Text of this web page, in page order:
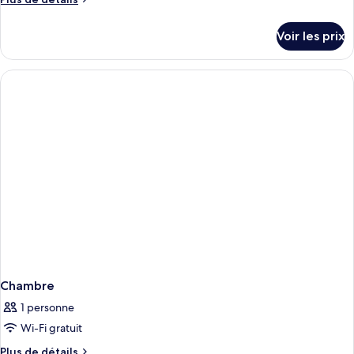
le
type
de
Voir les prix
Chambre
1 personne
Wi-Fi gratuit
Plus